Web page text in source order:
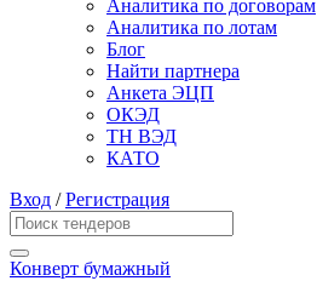
Аналитика по договорам
Аналитика по лотам
Блог
Найти партнера
Анкета ЭЦП
ОКЭД
ТН ВЭД
КАТО
Вход /Регистрация
Конверт бумажный